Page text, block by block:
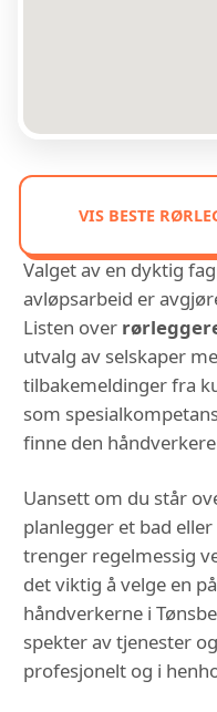
VIS BESTE
Valget av en dyktig
avløpsarbeid er
Listen over
utvalg av selskaper
tilbakemeldinger fra
som
finne den
Uansett om du står
planlegger et bad
trenger regelmessig
det viktig å velge en
håndverkerne i
spekter av tjenester
profesjonelt og i